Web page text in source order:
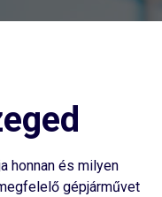
honnan és milyen
gépjárművet